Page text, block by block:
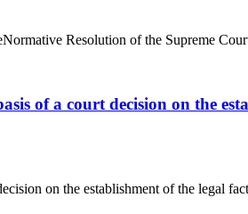
Resolution of the Supreme
of a court decision on the
on the establishment of the legal